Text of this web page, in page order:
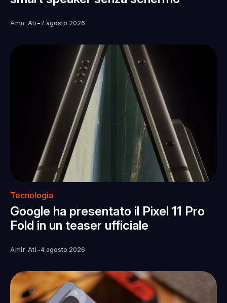
Amir Ati -7 agosto 2026
Tecnologia
Google ha presentato il Pixel 11 Pro
Fold in un teaser ufficiale
Amir Ati -4 agosto 2026